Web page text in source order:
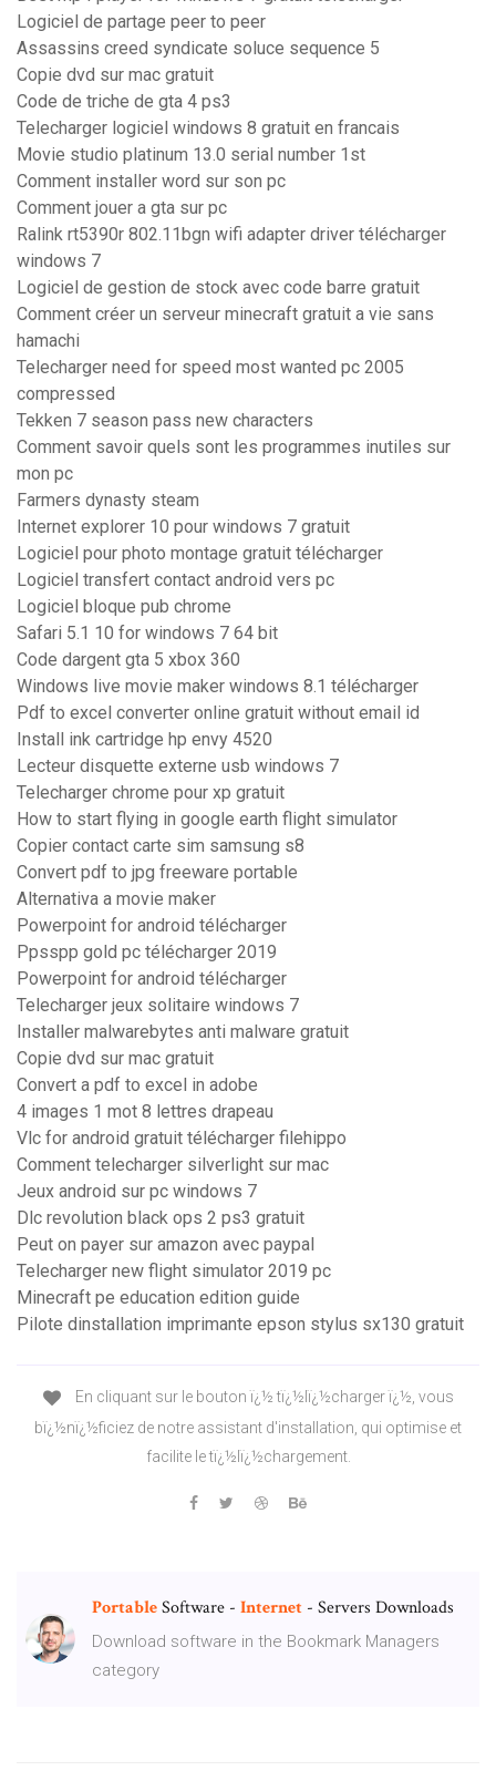
Logiciel de partage peer to peer
Assassins creed syndicate soluce sequence 5
Copie dvd sur mac gratuit
Code de triche de gta 4 ps3
Telecharger logiciel windows 8 gratuit en francais
Movie studio platinum 13.0 serial number 1st
Comment installer word sur son pc
Comment jouer a gta sur pc
Ralink rt5390r 802.11bgn wifi adapter driver télécharger
windows 7
Logiciel de gestion de stock avec code barre gratuit
Comment créer un serveur minecraft gratuit a vie sans
hamachi
Telecharger need for speed most wanted pc 2005
compressed
Tekken 7 season pass new characters
Comment savoir quels sont les programmes inutiles sur
mon pc
Farmers dynasty steam
Internet explorer 10 pour windows 7 gratuit
Logiciel pour photo montage gratuit télécharger
Logiciel transfert contact android vers pc
Logiciel bloque pub chrome
Safari 5.1 10 for windows 7 64 bit
Code dargent gta 5 xbox 360
Windows live movie maker windows 8.1 télécharger
Pdf to excel converter online gratuit without email id
Install ink cartridge hp envy 4520
Lecteur disquette externe usb windows 7
Telecharger chrome pour xp gratuit
How to start flying in google earth flight simulator
Copier contact carte sim samsung s8
Convert pdf to jpg freeware portable
Alternativa a movie maker
Powerpoint for android télécharger
Ppsspp gold pc télécharger 2019
Powerpoint for android télécharger
Telecharger jeux solitaire windows 7
Installer malwarebytes anti malware gratuit
Copie dvd sur mac gratuit
Convert a pdf to excel in adobe
4 images 1 mot 8 lettres drapeau
Vlc for android gratuit télécharger filehippo
Comment telecharger silverlight sur mac
Jeux android sur pc windows 7
Dlc revolution black ops 2 ps3 gratuit
Peut on payer sur amazon avec paypal
Telecharger new flight simulator 2019 pc
Minecraft pe education edition guide
Pilote dinstallation imprimante epson stylus sx130 gratuit
En cliquant sur le bouton ï¿½ tï¿½lï¿½charger ï¿½, vous
bï¿½nï¿½ficiez de notre assistant d'installation, qui optimise et
facilite le tï¿½lï¿½chargement.
PortableSoftware - Internet - Servers Downloads
Download software in the Bookmark Managers
category